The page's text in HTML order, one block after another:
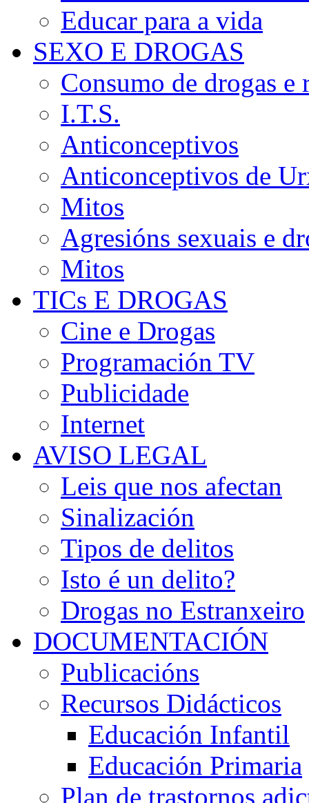
Educar para a vida
SEXO E DROGAS
Consumo de drogas e
I.T.S.
Anticonceptivos
Anticonceptivos de
Mitos
Agresións sexuais e
Mitos
TICs E DROGAS
Cine e Drogas
Programación TV
Publicidade
Internet
AVISO LEGAL
Leis que nos afectan
Sinalización
Tipos de delitos
Isto é un delito?
Drogas no Estranxeiro
DOCUMENTACIÓN
Publicacións
Recursos Didácticos
Educación Infantil
Educación Primaria
Plan de trastornos